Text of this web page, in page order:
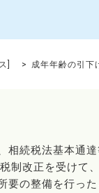
成年年齢の引下
相続税法基本通
制改正を受けて
要の整備を行っ